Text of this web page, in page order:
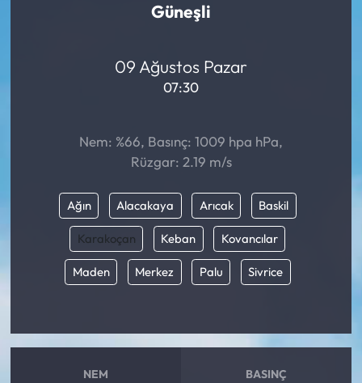
Güneşli
09 Ağustos Pazar
07:30
Nem: %66, Basınç: 1009 hpa hPa,
Rüzgar: 2.19 m/s
Ağın Alacakaya Arıcak Baskil
Karakoçan Keban Kovancılar
Maden Merkez Palu Sivrice
NEM BASINÇ